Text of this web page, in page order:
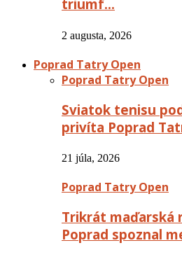
triumf…
2 augusta, 2026
Poprad Tatry Open
Poprad Tatry Open
Sviatok tenisu
privíta Poprad
21 júla, 2026
Poprad Tatry Open
Trikrát maďarská
Poprad spoznal